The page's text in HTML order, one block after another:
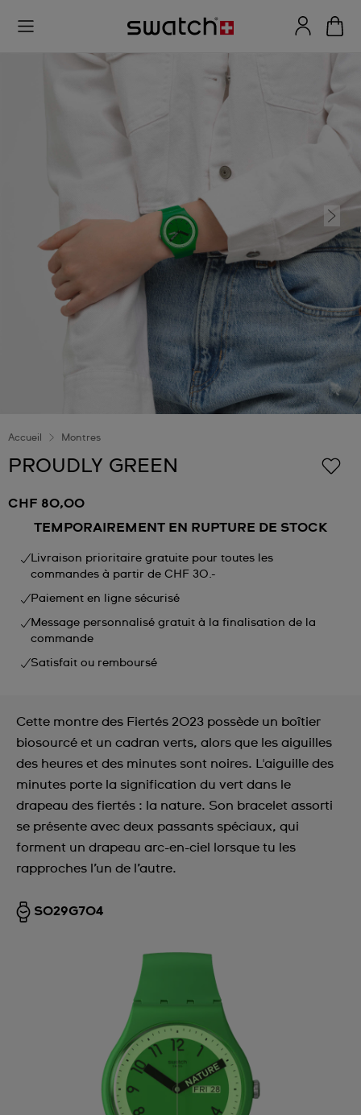
Accueil Montres
PROUDLY GREEN
CHF 80,00
TEMPORAIREMENT EN RUPTURE DE STOCK
Livraison prioritaire gratuite pour toutes les
commandes à partir de CHF 30.-
Paiement en ligne sécurisé
Message personnalisé gratuit à la finalisation de la
commande
Satisfait ou remboursé
Cette montre des Fiertés 2023 possède un boîtier
biosourcé et un cadran verts, alors que les aiguilles
des heures et des minutes sont noires. L'aiguille des
minutes porte la signification du vert dans le
drapeau des fiertés : la nature. Son bracelet assorti
se présente avec deux passants spéciaux, qui
forment un drapeau arc-en-ciel lorsque tu les
rapproches l’un de l’autre.
SO29G704